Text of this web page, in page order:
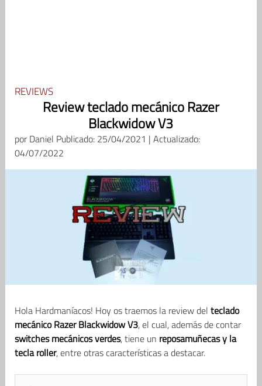
REVIEWS
Review teclado mecánico Razer
Blackwidow V3
porDaniel Publicado: 25/04/2021 | Actualizado:
04/07/2022
Hola Hardmaníacos! Hoy os traemos la review del teclado
mecánico Razer Blackwidow V3, el cual, además de contar
switches mecánicos verdes, tiene un reposamuñecas y la
tecla roller, entre otras características a destacar.